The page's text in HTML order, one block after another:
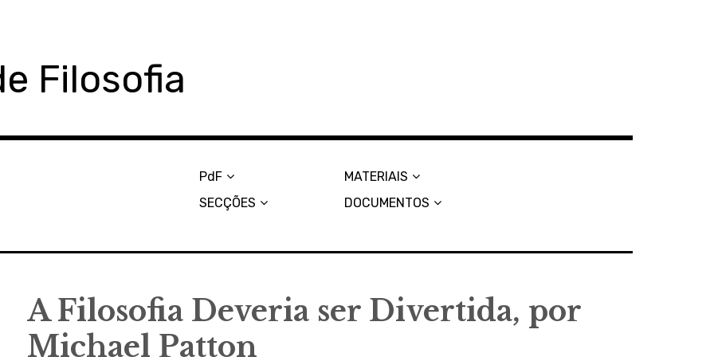
Filosofia
PdF
SECÇÕES
MATERIAIS
DOCUMENTOS
A Filosofia Deveria ser Divertida, por
Michael Patton